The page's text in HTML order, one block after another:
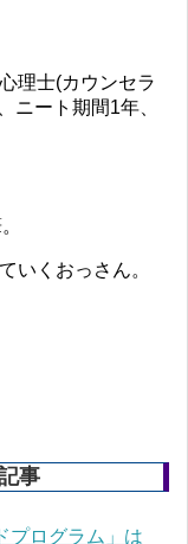
理士(カウンセラ
ニート期間1年、
いくおっさん。
事
プログラム」は